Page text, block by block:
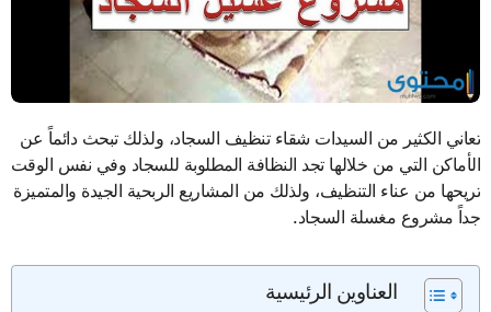
تعاني الكثير من السيدات شقاء تنظيف السجاد، ولذلك تبحث دائماً عن
الأماكن التي من خلالها تجد النظافة المطلوبة للسجاد وفي نفس الوقت
تريحها من عناء التنظيف، ولذلك من المشاريع الربحية الجيدة والمتميزة
جداً مشروع مغسلة السجاد.
العناوين الرئيسية